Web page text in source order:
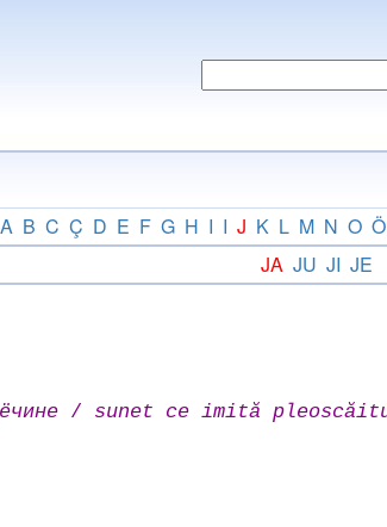
A B C Ç D E F G H I I J K L M N O Ö
JA JU JI JE
/ sunet ce imită